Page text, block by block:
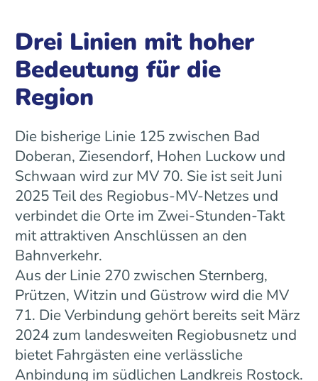
Drei Linien mit hoher
Bedeutung für die
Region
Die bisherige Linie 125 zwischen Bad
Doberan, Ziesendorf, Hohen Luckow und
Schwaan wird zur MV 70. Sie ist seit Juni
2025 Teil des Regiobus-MV-Netzes und
verbindet die Orte im Zwei-Stunden-Takt
mit attraktiven Anschlüssen an den
Bahnverkehr.
Aus der Linie 270 zwischen Sternberg,
Prützen, Witzin und Güstrow wird die MV
71. Die Verbindung gehört bereits seit März
2024 zum landesweiten Regiobusnetz und
bietet Fahrgästen eine verlässliche
Anbindung im südlichen Landkreis Rostock.